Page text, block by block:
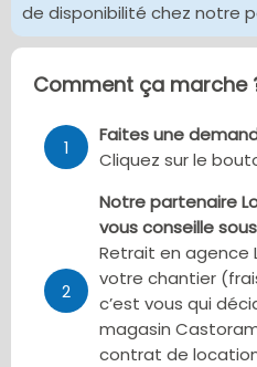
de disponibilité chez notre
Comment ça marche
1
Faites une
Cliquez sur le
2
Notre partenaire
vous conseille
Retrait en agence
votre chantier
c’est vous qui
magasin
contrat de